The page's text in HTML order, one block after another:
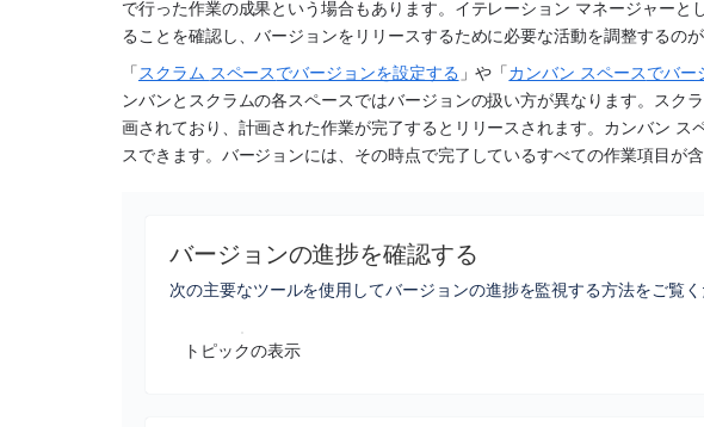
で行った作業の成果という場合もあります。イテレーション マネージャーと
ることを確認し、バージョンをリリースするために必要な活動を調整するのが
「スクラム スペースでバージョンを設定する 」や「カンバン スペースでバー
ンバンとスクラムの各スペースではバージョンの扱い方が異なります。スク
画されており、計画された作業が完了するとリリースされます。カンバン ス
スできます。バージョンには、その時点で完了しているすべての作業項目が含
バージョンの進捗を確認する
次の主要なツールを使用してバージョンの進捗を監視する方法をご覧く
トピックの表示